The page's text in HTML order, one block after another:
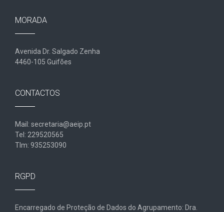
MORADA
Avenida Dr. Salgado Zenha
4460-105 Guifões
CONTACTOS
Mail: secretaria@aeip.pt
Tel: 229520565
Tlm: 935253090
RGPD
Encarregado de Proteção de Dados do Agrupamento: Dra.